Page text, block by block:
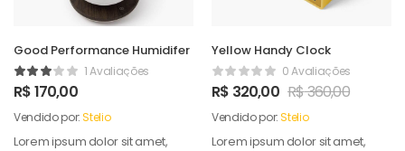
Good Performance Humidifer
1 Avaliações
R$170,00
Vendido por:Stelio
Lorem ipsum dolor sit amet,
Yellow Handy Clock
0 Avaliações
R$ 320,00 R$360,00
Vendido por:Stelio
Lorem ipsum dolor sit amet,